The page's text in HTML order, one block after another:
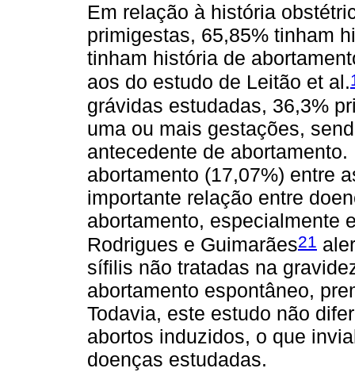
Em relação à história
primigestas, 65,85% tinham
tinham história de
aos do estudo de Leitão et al.
grávidas estudadas, 36,3%
uma ou mais gestações,
antecedente de
abortamento (17,07%) entre
importante relação entre
abortamento, especialmente
Rodrigues e Guimarães21
sífilis não tratadas na
abortamento espontâneo,
Todavia, este estudo não
abortos induzidos, o que
doenças estudadas.